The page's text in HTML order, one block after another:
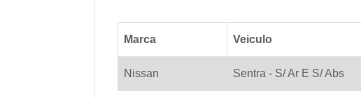
Marca Veiculo
Nissan Sentra - S/ Ar E S/ Abs